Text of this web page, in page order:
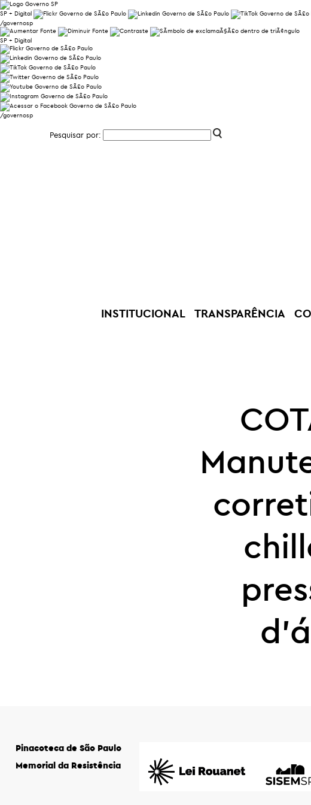
SP + Digital
/governosp
SP + Digital
/governosp
Pesquisar por:
INSTITUCIONAL TRANSPARÊNCIA
Pinacoteca de São Paulo
Memorial da Resistência